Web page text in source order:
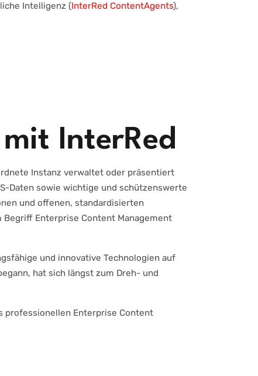
Intelligenz (InterRed ContentAgents),
InterRed
Instanz verwaltet oder präsentiert
Daten sowie wichtige und schützenswerte
und offenen, standardisierten
Enterprise Content Management
und innovative Technologien auf
hat sich längst zum Dreh- und
professionellen Enterprise Content